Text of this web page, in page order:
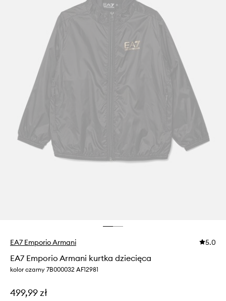
EA7 Emporio Armani 5.0
EA7 Emporio Armani kurtka dziecięca
kolor czarny 7B000032 AF12981
499,99 zł